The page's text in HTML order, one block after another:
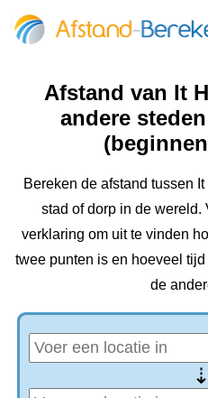
Afstand van It
andere
Bereken de afstand tussen
stad of dorp in de wereld.
verklaring om uit te vinden
twee punten is en hoeveel
de
⇢